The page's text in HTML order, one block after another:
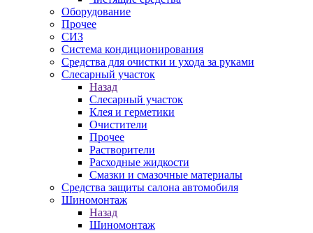
Оборудование
Прочее
СИЗ
Система кондиционирования
Средства для очистки и ухода за руками
Слесарный участок
Назад
Слесарный участок
Клея и герметики
Очистители
Прочее
Растворители
Расходные жидкости
Смазки и смазочные материалы
Средства защиты салона автомобиля
Шиномонтаж
Назад
Шиномонтаж